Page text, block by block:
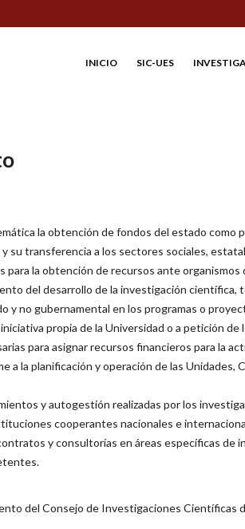
INICIO SIC-UES
la obtención de fondos del estado como
su transferencia a los sectores sociales,
la obtención de recursos ante organismos
del desarrollo de la investigación científica,
y no gubernamental en los programas o
propia de la Universidad o a petición
para asignar recursos financieros para la
a la planificación y operación de las
y autogestión realizadas por los
cooperantes nacionales e
y consultorías en áreas específicas de
del Consejo de Investigaciones Científicas